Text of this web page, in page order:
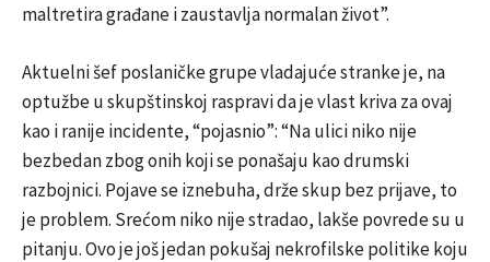
maltretira građane i zaustavlja normalan život”.
Aktuelni šef poslaničke grupe vladajuće stranke je, na
optužbe u skupštinskoj raspravi da je vlast kriva za ovaj
kao i ranije incidente, “pojasnio”: “Na ulici niko nije
bezbedan zbog onih koji se ponašaju kao drumski
razbojnici. Pojave se iznebuha, drže skup bez prijave, to
je problem. Srećom niko nije stradao, lakše povrede su u
pitanju. Ovo je još jedan pokušaj nekrofilske politike koju